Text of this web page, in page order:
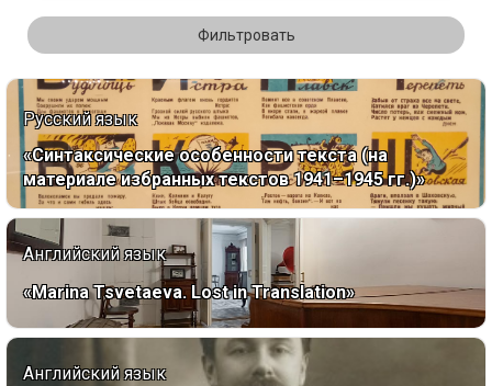
Фильтровать
Русский язык
«Синтаксические особенности текста (на
материале избранных текстов 1941–1945 гг.)»
Английский язык
«Marina Tsvetaeva. Lost in Translation»
Английский язык